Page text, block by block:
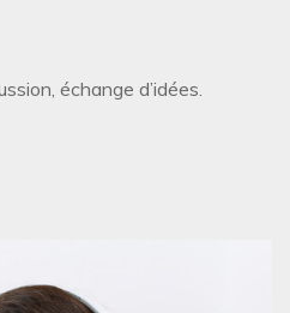
échange d’idées.